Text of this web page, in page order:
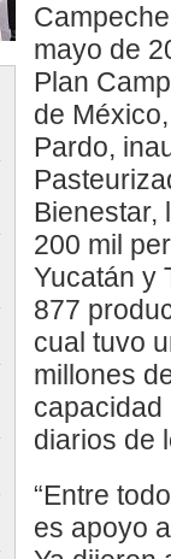
mayo de
Plan
de
Pardo,
Bienestar,
200 mil
Yucatán y
877
cual tuvo
millones
capacidad
diarios de
“Entre
es apoyo